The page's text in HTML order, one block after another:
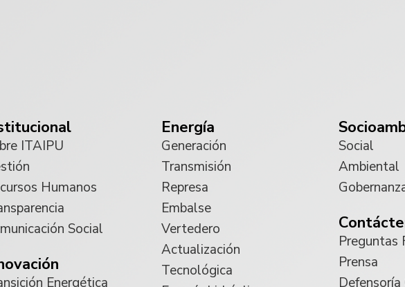
ITAIPU
Humanos
Social
Energética
Energía
Generación
Transmisión
Represa
Embalse
Vertedero
Actualización
Tecnológica
Social
Ambiental
Preguntas
Prensa